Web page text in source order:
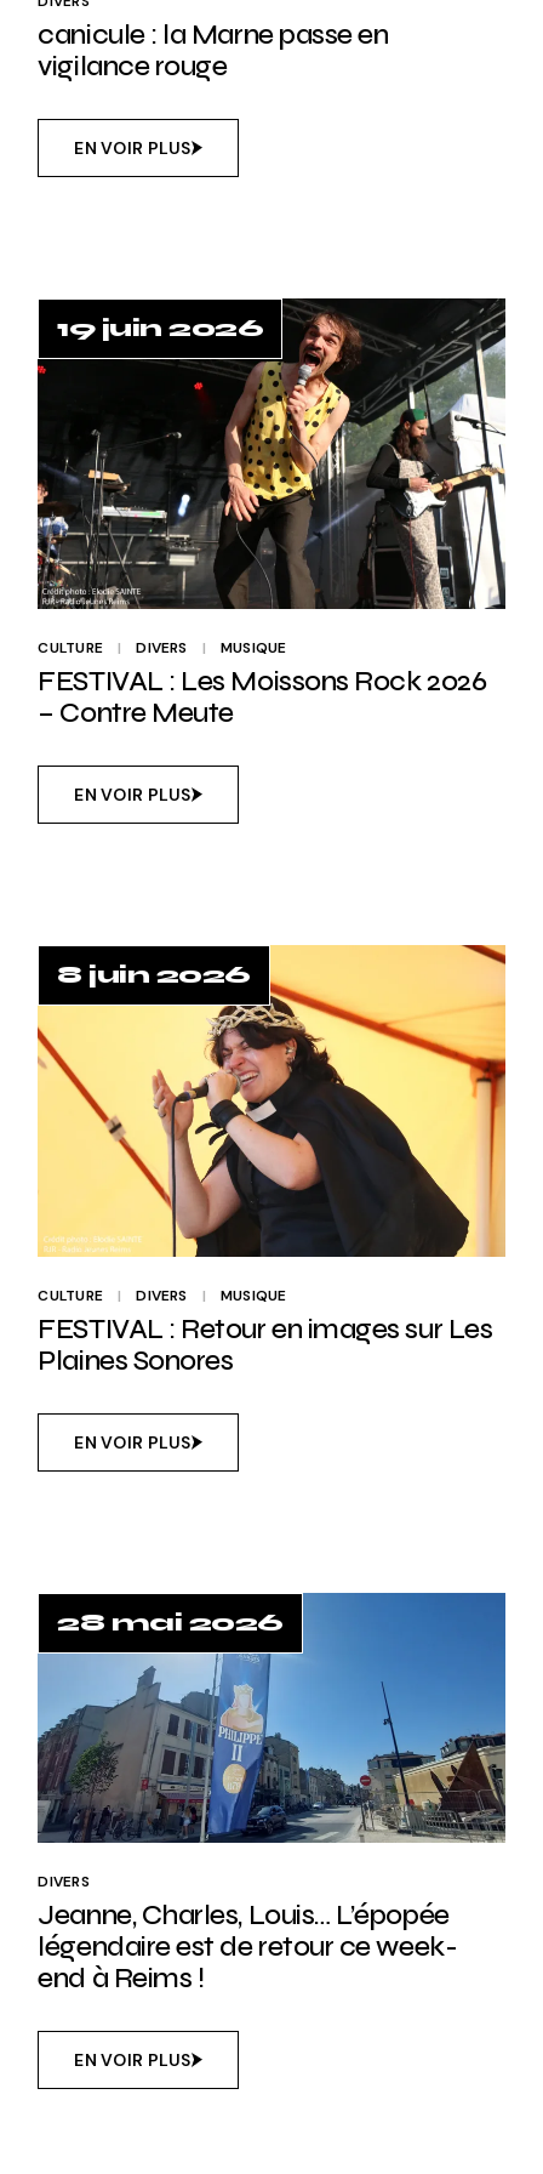
canicule : la Marne passe en
vigilance rouge
EN VOIR PLUS
19 juin 2026
CULTURE DIVERS MUSIQUE
FESTIVAL : Les Moissons Rock 2026
– Contre Meute
EN VOIR PLUS
8 juin 2026
CULTURE DIVERS MUSIQUE
FESTIVAL : Retour en images sur Les
Plaines Sonores
EN VOIR PLUS
28 mai 2026
DIVERS
Jeanne, Charles, Louis… L’épopée
légendaire est de retour ce week-
end à Reims !
EN VOIR PLUS